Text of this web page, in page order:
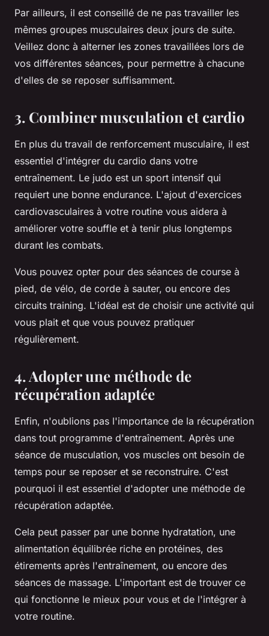
Par ailleurs, il est conseillé de ne pas travailler les
mêmes groupes musculaires deux jours de suite.
Veillez donc à alterner les zones travaillées lors de
vos différentes séances, pour permettre à chacune
d'elles de se reposer suffisamment.
3. Combiner musculation et cardio
En plus du travail de renforcement musculaire, il est
essentiel d'intégrer du cardio dans votre
entraînement. Le judo est un sport intensif qui
requiert une bonne endurance. L'ajout d'exercices
cardiovasculaires à votre routine vous aidera à
améliorer votre souffle et à tenir plus longtemps
durant les combats.
Vous pouvez opter pour des séances de course à
pied, de vélo, de corde à sauter, ou encore des
circuits training. L'idéal est de choisir une activité qui
vous plait et que vous pouvez pratiquer
régulièrement.
4. Adopter une méthode de
récupération adaptée
Enfin, n'oublions pas l'importance de la récupération
dans tout programme d'entraînement. Après une
séance de musculation, vos muscles ont besoin de
temps pour se reposer et se reconstruire. C'est
pourquoi il est essentiel d'adopter une méthode de
récupération adaptée.
Cela peut passer par une bonne hydratation, une
alimentation équilibrée riche en protéines, des
étirements après l'entraînement, ou encore des
séances de massage. L'important est de trouver ce
qui fonctionne le mieux pour vous et de l'intégrer à
votre routine.